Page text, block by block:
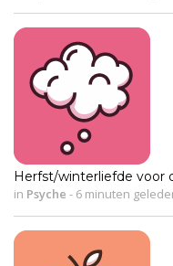
Herfst/winterliefde voor
in Psyche - 6 minuten